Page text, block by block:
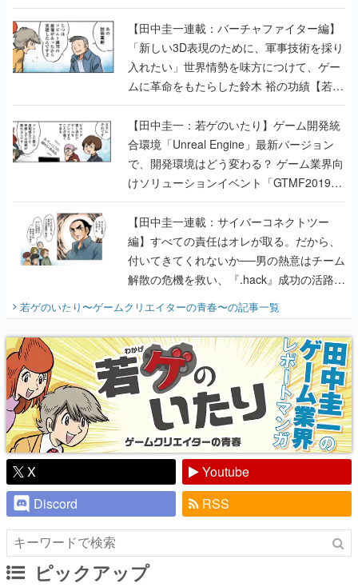
【若ゲのいたり最終回】
【田中圭一連載：バーチャファイター編】
「新しい3D表現のために、軍事技術を採り
入れたい」世界情勢を味方につけて、ゲー
ムに革命をもたらした鈴木 裕の功績【若ゲ
のいたり】
【田中圭一：若ゲのいたり】ゲーム開発統
合環境「Unreal Engine」最新バージョン
で、開発環境はどう変わる？ ゲーム業界向
けソリューションイベント「GTMF2019」
に行って、より理解を深めよう【PR】
【田中圭一連載：サイバーコネクトツー
編】すべての責任はオレが取る。だから、
付いてきてくれないか──男の熱意はチーム
解散の危機を救い、『.hack』成功の活路を
開く。業界の快男児・松山 洋に流れる血は
『少年ジャンプ』色だった【若ゲのいた
り】
若ゲのいたり〜ゲームクリエイターの青春〜の記事一覧
X
Youtube
Discord
RSS
ピックアップ